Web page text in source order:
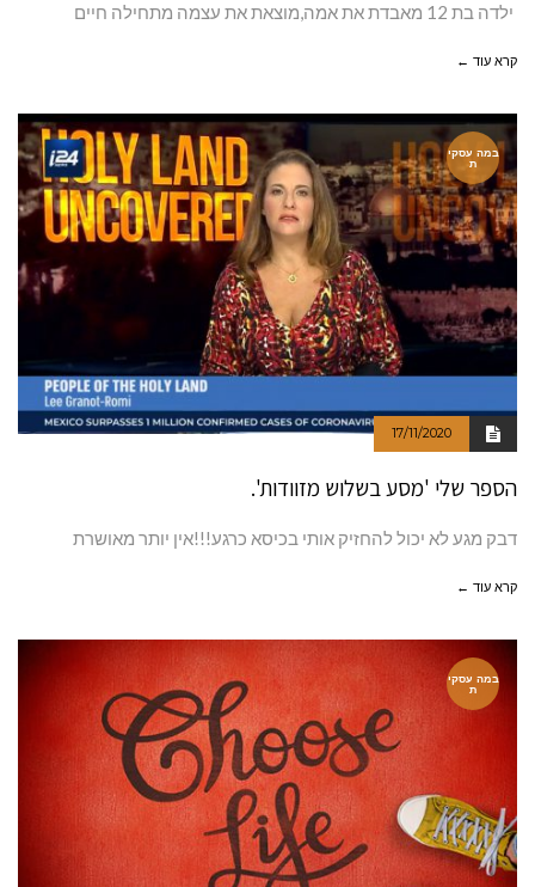
ילדה בת 12 מאבדת את אמה,מוצאת את עצמה מתחילה חיים
קרא עוד ←
במה עסקי
ת
17/11/2020
הספר שלי 'מסע בשלוש מזוודות'.
דבק מגע לא יכול להחזיק אותי בכיסא כרגע!!!אין יותר מאושרת
קרא עוד ←
במה עסקי
ת